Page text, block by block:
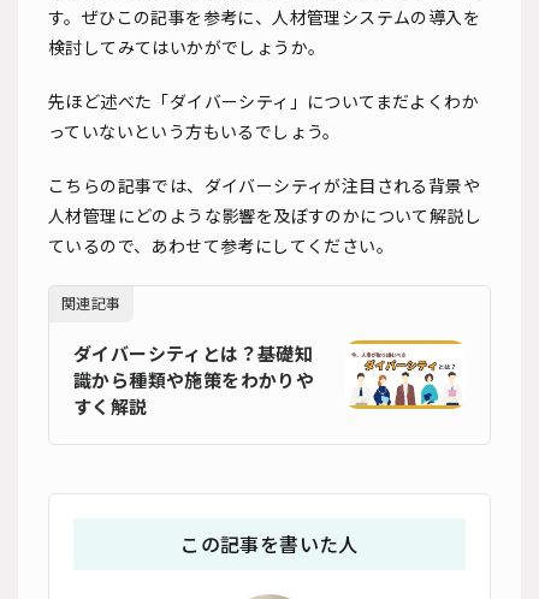
す。ぜひこの記事を参考に、人材管理システムの導入を
検討してみてはいかがでしょうか。
先ほど述べた「ダイバーシティ」についてまだよくわか
っていないという方もいるでしょう。
こちらの記事では、ダイバーシティが注目される背景や
人材管理にどのような影響を及ぼすのかについて解説し
ているので、あわせて参考にしてください。
関連記事
ダイバーシティとは？基礎知
識から種類や施策をわかりや
すく解説
この記事を書いた人